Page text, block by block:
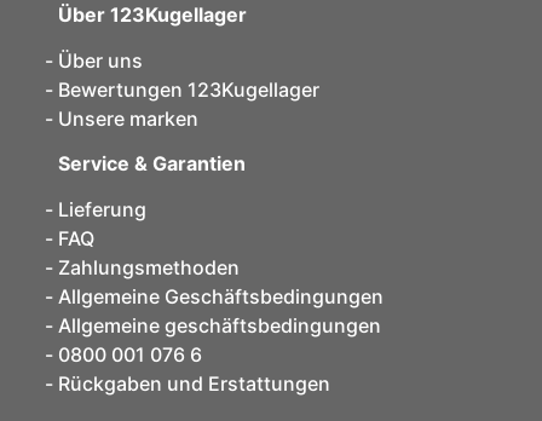
Über 123Kugellager
Über uns
Bewertungen 123Kugellager
Unsere marken
Service & Garantien
Lieferung
FAQ
Zahlungsmethoden
Allgemeine Geschäftsbedingungen
Allgemeine geschäftsbedingungen
0800 001 076 6
Rückgaben und Erstattungen